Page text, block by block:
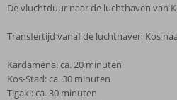
De vluchtduur naar de luchthaven van
Transfertijd vanaf de luchthaven Kos
Kardamena: ca. 20 minuten
Kos-Stad: ca. 30 minuten
Tigaki: ca. 30 minuten